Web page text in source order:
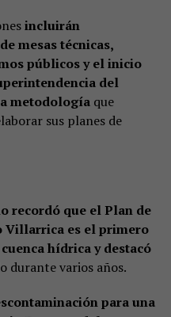
incluirán
mesas técnicas,
públicos y el inicio
del
metodología que
sus planes de
recordó que el Plan de
Villarrica es el primero
hídrica y destacó
durante varios años.
para una